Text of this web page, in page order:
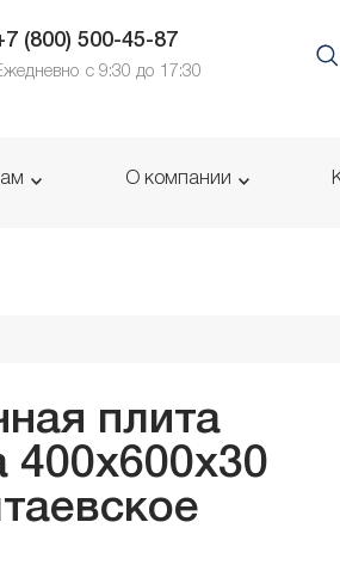
(800) 500-45-87
с 9:30 до 17:30
О компании
плита
400x600x30